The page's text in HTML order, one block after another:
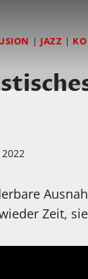
| JAZZ |
Zeit,